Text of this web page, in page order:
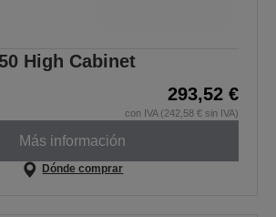
High Cabinet
293,52 €
con IVA (242,58 € sin IVA)
Más información
Dónde comprar